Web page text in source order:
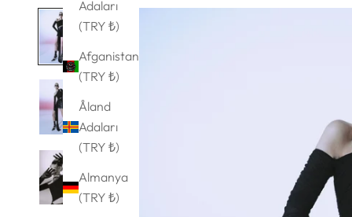
Adaları
(TRY ₺)
Afganistan
(TRY ₺)
Åland
Adaları
(TRY ₺)
Almanya
(TRY ₺)